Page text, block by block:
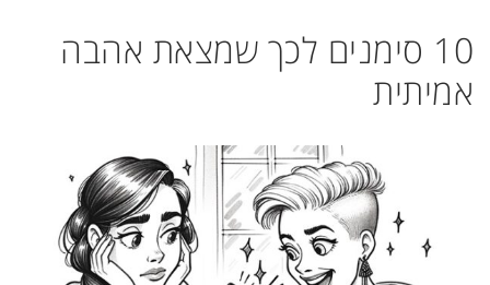
10 סימנים לכך שמצאת אהבה
אמיתית